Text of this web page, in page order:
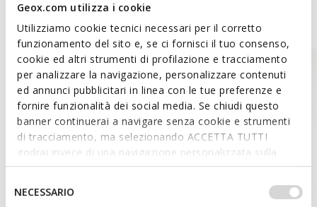
Geox.com utilizza i cookie
Utilizziamo cookie tecnici necessari per il corretto
funzionamento del sito e, se ci fornisci il tuo consenso,
cookie ed altri strumenti di profilazione e tracciamento
per analizzare la navigazione, personalizzare contenuti
ed annunci pubblicitari in linea con le tue preferenze e
fornire funzionalità dei social media. Se chiudi questo
banner continuerai a navigare senza cookie e strumenti
di tracciamento, ma selezionando ACCETTA TUTTI
godrai invece di una navigazione personalizzata sulla
base dei tuoi gusti ed interessi. Selezionando
IMPOSTAZIONI potrai anche scegliere quali cookies ed
altri strumenti di tracciamento autorizzare. Per maggiori
NECESSARIO
Style Inspiration